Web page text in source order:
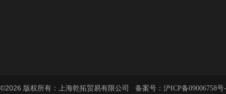
©2026 版权所有：上海乾拓贸易有限公司 备案号： 沪ICP备09006758号